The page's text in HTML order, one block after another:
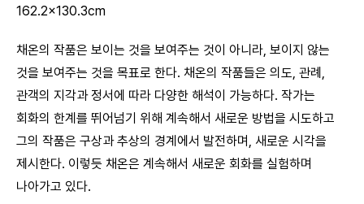
162.2×130.3cm
채온의 작품은 보이는 것을 보여주는 것이 아니라, 보이지 않는
것을 보여주는 것을 목표로 한다. 채온의 작품들은 의도, 관례,
관객의 지각과 정서에 따라 다양한 해석이 가능하다. 작가는
회화의 한계를 뛰어넘기 위해 계속해서 새로운 방법을 시도하고
그의 작품은 구상과 추상의 경계에서 발전하며, 새로운 시각을
제시한다. 이렇듯 채온은 계속해서 새로운 회화를 실험하며
나아가고 있다.